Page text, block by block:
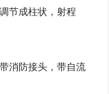
节成柱状，射程
消防接头，带自流